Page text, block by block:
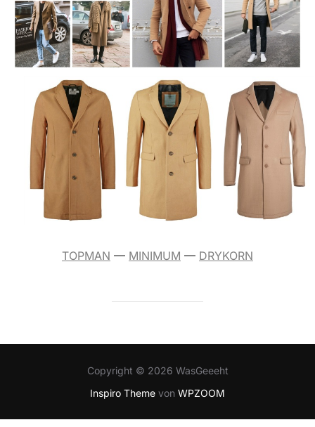
TOPMAN — MINIMUM — DRYKORN
Copyright © 2026 WasGeeeht
Inspiro Theme von WPZOOM